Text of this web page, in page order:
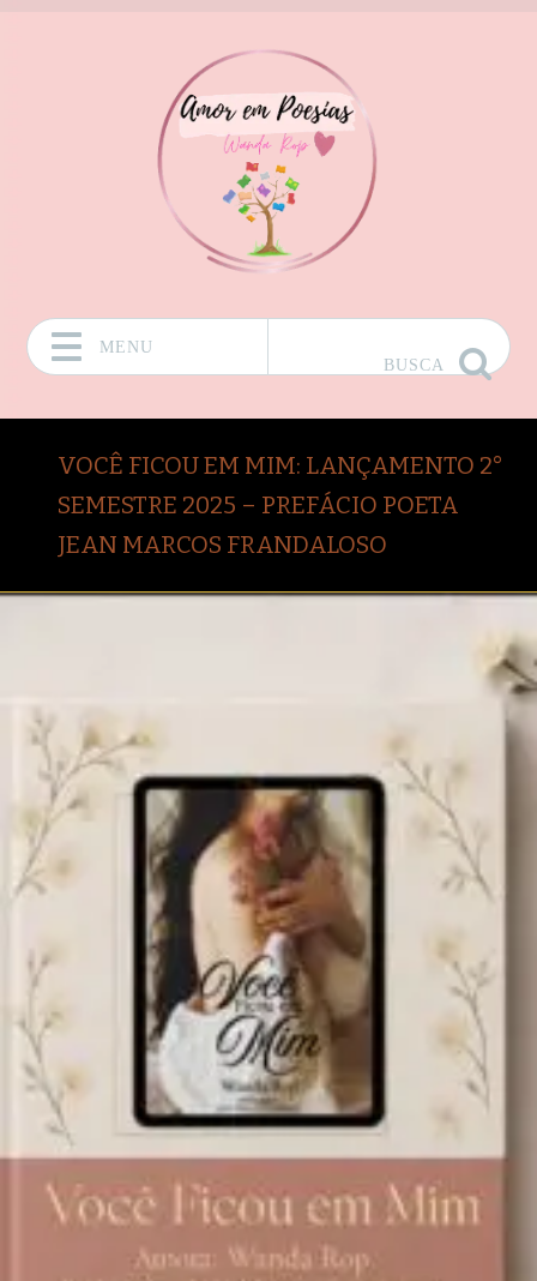
MENU
BUSCA
VOCÊ FICOU EM MIM: LANÇAMENTO 2°
SEMESTRE 2025 – PREFÁCIO POETA
JEAN MARCOS FRANDALOSO